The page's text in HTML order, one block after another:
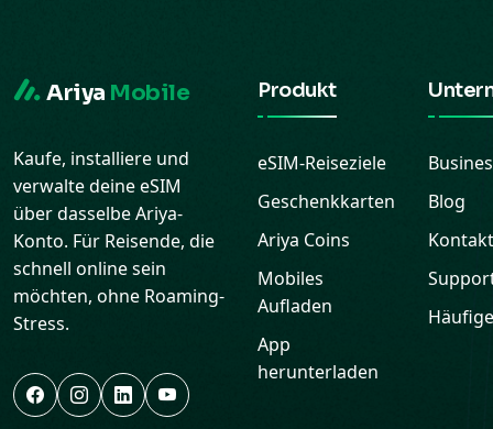
Ariya Mobile
Kaufe, installiere und
verwalte deine eSIM
über dasselbe Ariya-
Konto. Für Reisende, die
schnell online sein
möchten, ohne Roaming-
Stress.
Produkt
eSIM-Reiseziele
Geschenkkarten
Ariya Coins
Mobiles
Aufladen
App
herunterladen
Blog
Kontakt